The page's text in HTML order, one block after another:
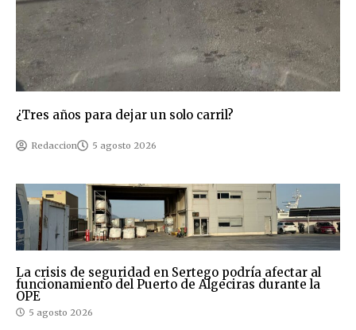
¿Tres años para dejar un solo carril?
Redaccion 5 agosto 2026
La crisis de seguridad en Sertego podría afectar al
funcionamiento del Puerto de Algeciras durante la
OPE
5 agosto 2026